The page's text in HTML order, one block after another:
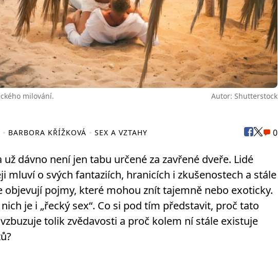
milování. Autor: Shutterstock
BARBORA KŘÍŽKOVÁ SEX A VZTAHY 0
už dávno není jen tabu určené za zavřené dveře. Lidé
mluví o svých fantaziích, hranicích i zkušenostech a stále
objevují pojmy, které mohou znít tajemně nebo exoticky.
nich je i „řecký sex“. Co si pod tím představit, proč tato
tolik zvědavosti a proč kolem ní stále existuje